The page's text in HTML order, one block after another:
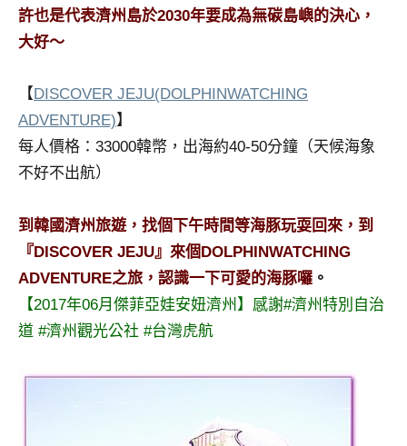
許也是代表濟州島於2030年要成為無碳島嶼的決心，
大好～
【 DISCOVER JEJU(DOLPHINWATCHING
ADVENTURE)】
每人價格：33000韓幣，出海約40-50分鐘（天候海象
不好不出航）
到韓國濟州旅遊，找個下午時間等海豚玩耍回來，到
『DISCOVER JEJU』來個DOLPHINWATCHING
ADVENTURE之旅，認識一下可愛的海豚囉 。
【2017年06月傑菲亞娃安妞濟州】感謝#濟州特別自治
道 #濟州觀光公社 #台灣虎航